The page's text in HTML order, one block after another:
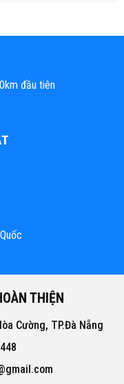
đầu tiên
THIỆN
Cường, TP.Đà Nẵng